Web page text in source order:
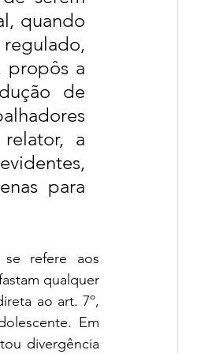
quando
propôs a
de
a
para
refere aos
qualquer
ao art. 7º,
Em
divergência